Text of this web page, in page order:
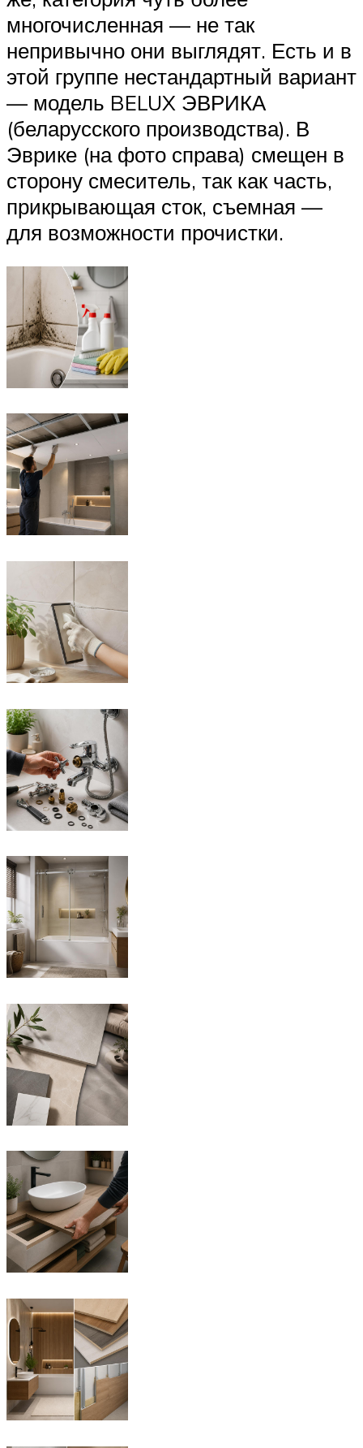
многочисленная — не так
непривычно они выглядят. Есть и в
этой группе нестандартный вариант
— модель BELUX ЭВРИКА
(беларусского производства). В
Эврике (на фото справа) смещен в
сторону смеситель, так как часть,
прикрывающая сток, съемная —
для возможности прочистки.